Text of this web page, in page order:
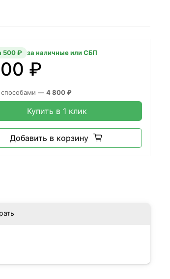
₽
500 ₽ за наличные или СБП
способами — 4 800 ₽
Купить в 1 клик
Добавить в корзину